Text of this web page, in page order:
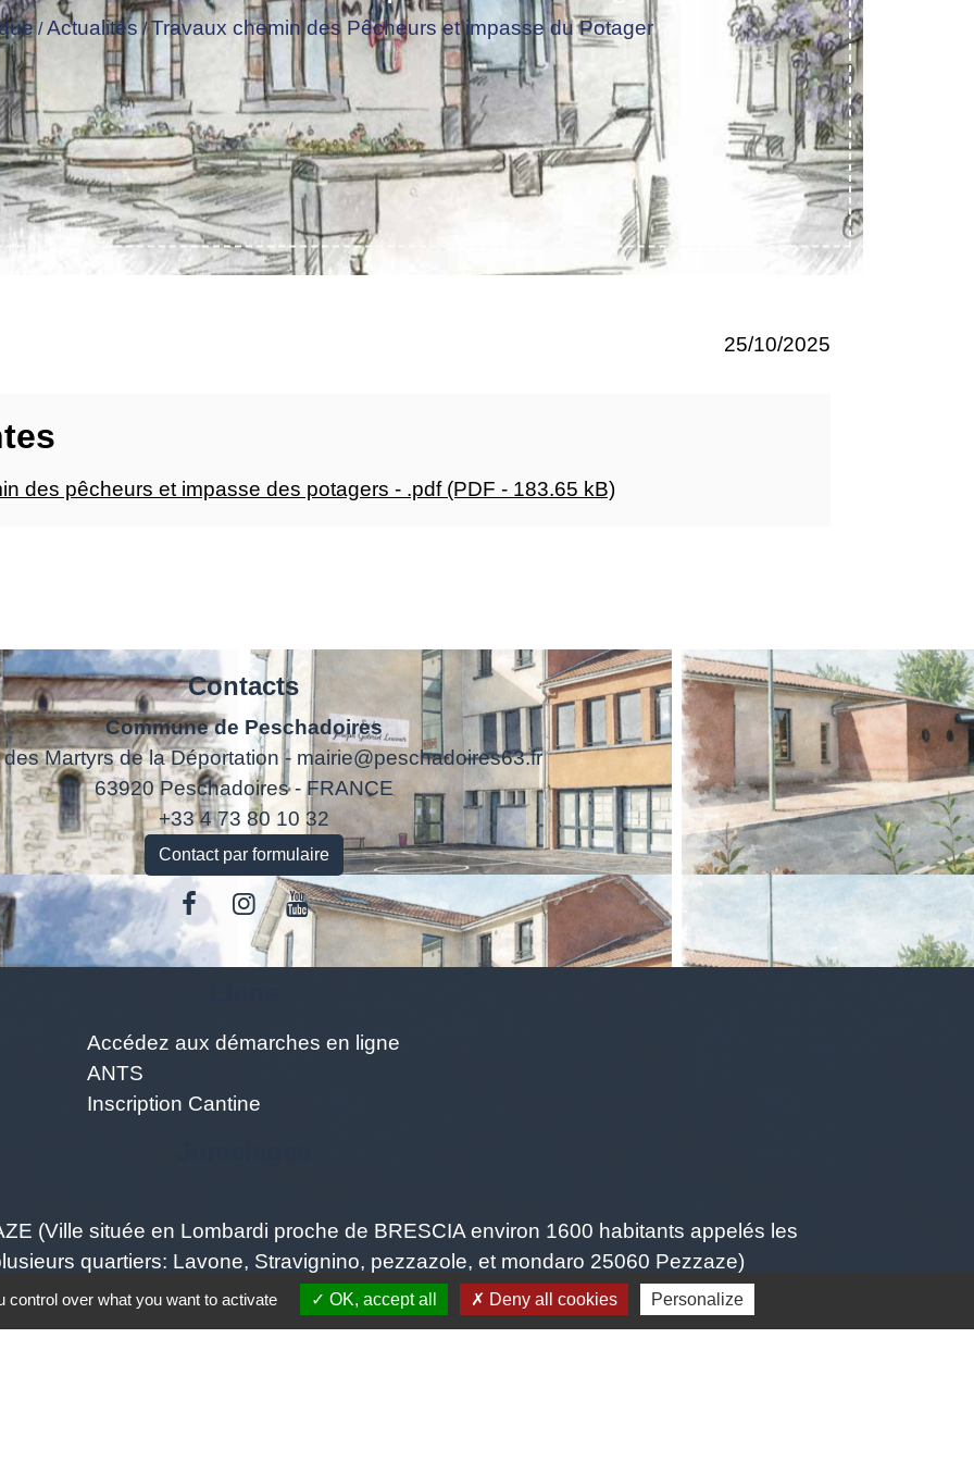
/Actualités /Travaux chemin des Pêcheurs et impasse du Potager
25/10/2025
des pêcheurs et impasse des potagers - .pdf (PDF - 183.65 kB)
Contacts
Commune de Peschadoires
Martyrs de la Déportation - mairie@peschadoires63.fr
63920 Peschadoires - FRANCE
+33 4 73 80 10 32
Contact par formulaire
Accédez aux démarches en ligne
ANTS
Inscription Cantine
(Ville située en Lombardi proche de BRESCIA environ 1600 habitants appelés les
quartiers: Lavone, Stravignino, pezzazole, et mondaro 25060 Pezzaze)
de confidentialité Accessibilité Plan du site Gestion des cookies
over what you want to activate OK, accept all Deny all cookies Personalize